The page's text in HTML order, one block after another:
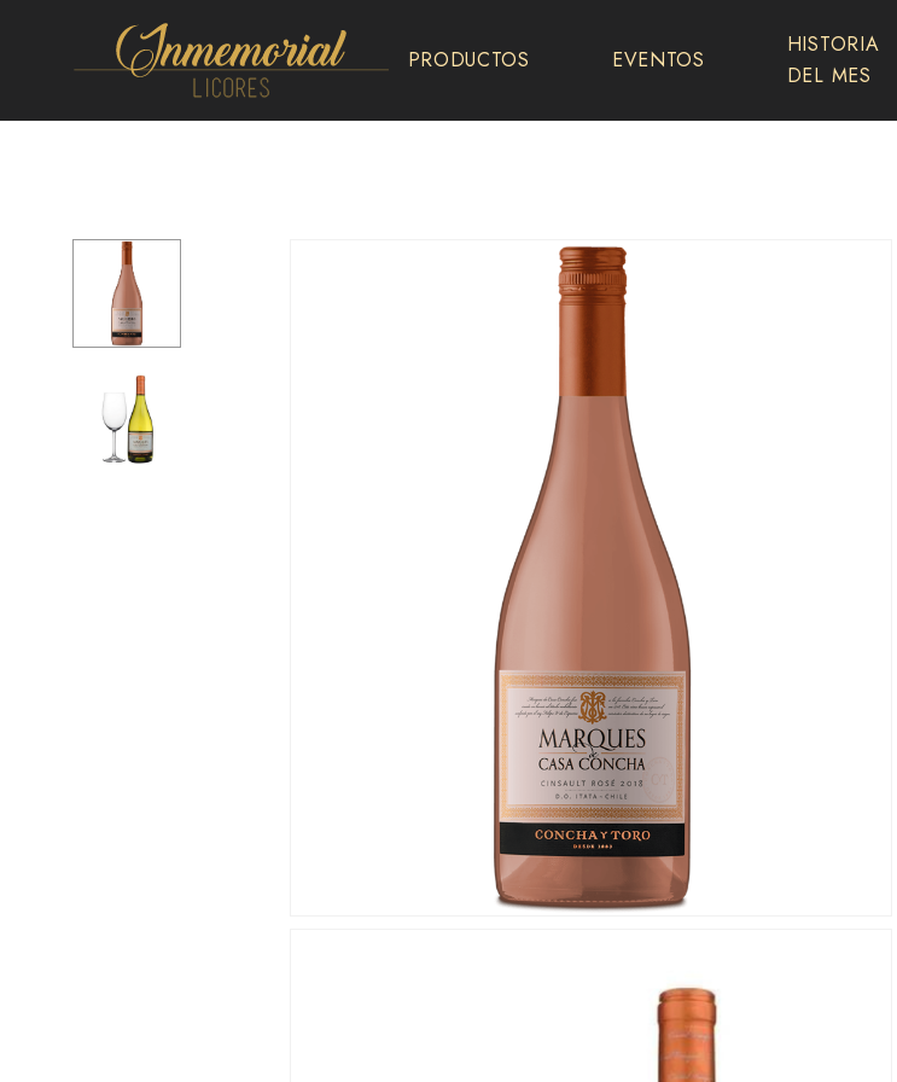
Licores
PRODUCTOS EVENTOS
HISTORIA
DEL MES